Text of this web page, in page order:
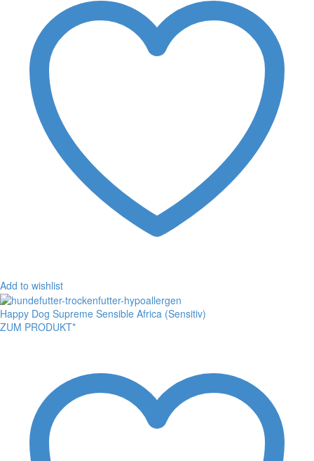
Add to wishlist
Happy Dog Supreme Sensible Africa (Sensitiv)
ZUM PRODUKT*